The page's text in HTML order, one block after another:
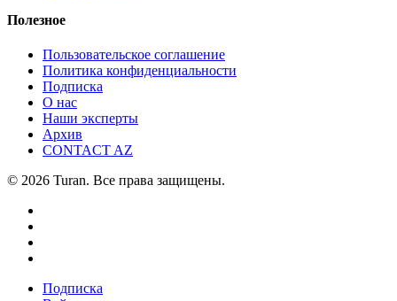
Полезное
Пользовательское соглашение
Политика конфиденциальности
Подписка
О нас
Наши эксперты
Архив
CONTACT AZ
© 2026 Turan. Все права защищены.
Подписка